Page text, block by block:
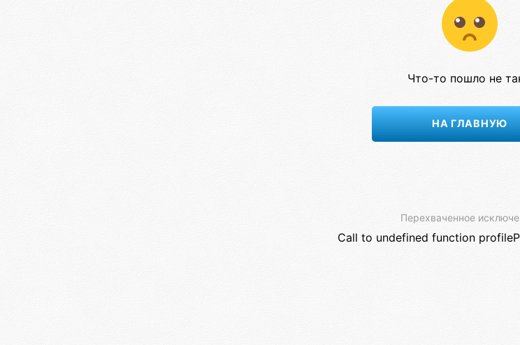
Что-то пошло не
НА ГЛАВНУЮ
Перехваченное
Call to undefined function